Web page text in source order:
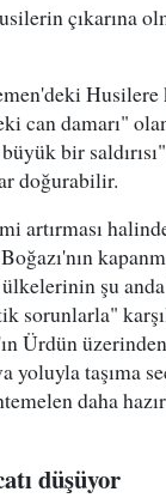
çıkarına
Husilere
can damarı"
bir
doğurabilir.
artırması
şu anda
sorunlarla"
Ürdün
yoluyla taşıma
daha
düşüyor